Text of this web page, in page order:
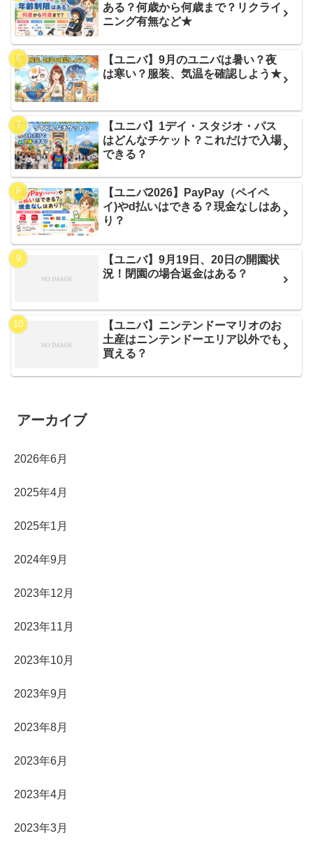
ある？何歳から何歳まで？リクライ
ニング有無など★
【ユニバ】9月のユニバは暑い？夜
は寒い？服装、気温を確認しよう★
【ユニバ】1デイ・スタジオ・パス
はどんなチケット？これだけで入場
できる？
【ユニバ2026】PayPay（ペイペ
イ)やd払いはできる？現金なしはあ
り？
【ユニバ】9月19日、20日の開園状
況！閉園の場合返金はある？
【ユニバ】ニンテンドーマリオのお
土産はニンテンドーエリア以外でも
買える？
アーカイブ
2026年6月
2025年4月
2025年1月
2024年9月
2023年12月
2023年11月
2023年10月
2023年9月
2023年8月
2023年6月
2023年4月
2023年3月